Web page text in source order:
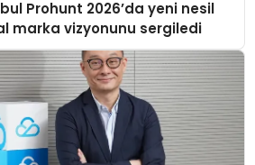
Prohunt 2026’da yeni nesil
marka vizyonunu sergiledi